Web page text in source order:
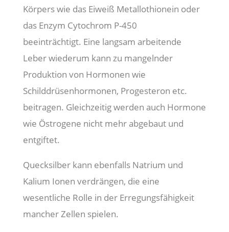
Körpers wie das Eiweiß Metallothionein oder
das Enzym Cytochrom P-450
beeinträchtigt. Eine langsam arbeitende
Leber wiederum kann zu mangelnder
Produktion von Hormonen wie
Schilddrüsenhormonen, Progesteron etc.
beitragen. Gleichzeitig werden auch Hormone
wie Östrogene nicht mehr abgebaut und
entgiftet.
Quecksilber kann ebenfalls Natrium und
Kalium Ionen verdrängen, die eine
wesentliche Rolle in der Erregungsfähigkeit
mancher Zellen spielen.